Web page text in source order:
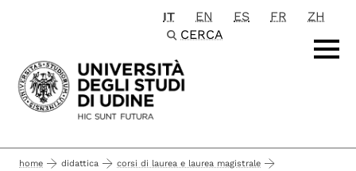
Passa al contenuto principale
IT EN ES FR
ZH
CERCA
home didattica
corsi di laurea e laurea magistrale